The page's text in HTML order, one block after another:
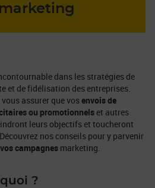
dans les stratégies de
et de fidélisation des entreprises.
assurer que vosenvois de
ou promotionnels et autres
leurs objectifs et toucheront
nos conseils pour y parvenir
campagnes marketing.
quoi ?